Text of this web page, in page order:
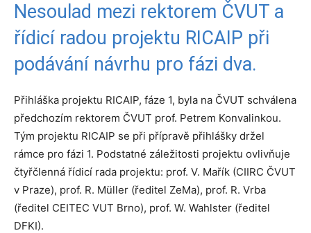
Nesoulad mezi rektorem ČVUT a
řídicí radou projektu RICAIP při
podávání návrhu pro fázi dva.
Přihláška projektu RICAIP, fáze 1, byla na ČVUT schválena
předchozím rektorem ČVUT prof. Petrem Konvalinkou.
Tým projektu RICAIP se při přípravě přihlášky držel
rámce pro fázi 1. Podstatné záležitosti projektu ovlivňuje
čtyřčlenná řídicí rada projektu: prof. V. Mařík (CIIRC ČVUT
v Praze), prof. R. Müller (ředitel ZeMa), prof. R. Vrba
(ředitel CEITEC VUT Brno), prof. W. Wahlster (ředitel
DFKI).